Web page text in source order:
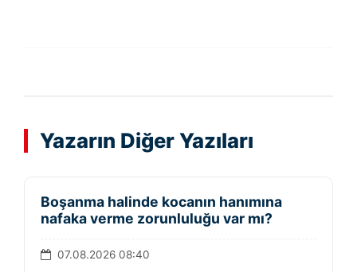
Yazarın Diğer Yazıları
Boşanma halinde kocanın hanımına
nafaka verme zorunluluğu var mı?
07.08.2026 08:40